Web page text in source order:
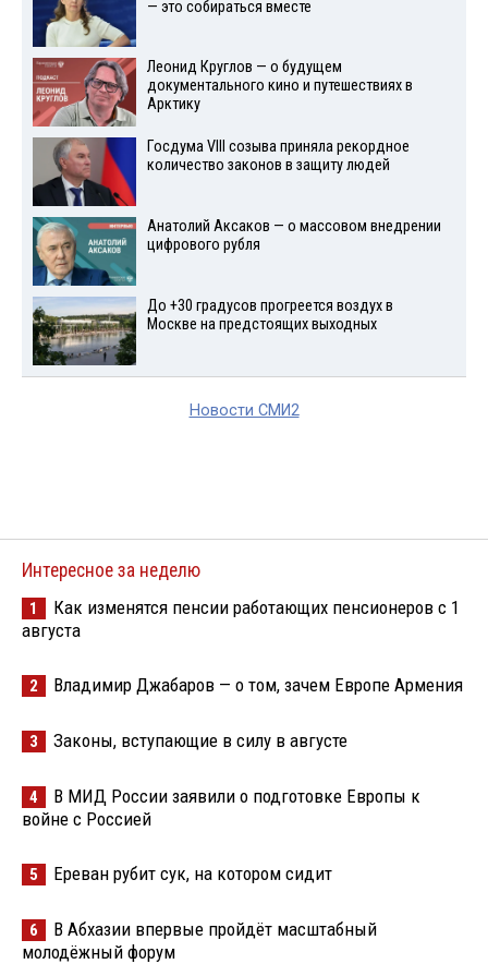
— это собираться вместе
Леонид Круглов — о будущем
документального кино и путешествиях в
Арктику
Госдума VIII созыва приняла рекордное
количество законов в защиту людей
Анатолий Аксаков — о массовом внедрении
цифрового рубля
До +30 градусов прогреется воздух в
Москве на предстоящих выходных
Новости СМИ2
Интересное за неделю
1
Как изменятся пенсии работающих пенсионеров с 1
августа
2 Владимир Джабаров — о том, зачем Европе Армения
3 Законы, вступающие в силу в августе
4
В МИД России заявили о подготовке Европы к
войне с Россией
5 Ереван рубит сук, на котором сидит
6
В Абхазии впервые пройдёт масштабный
молодёжный форум